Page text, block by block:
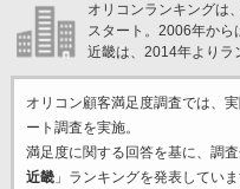
オリコンランキングは
スタート。2006年から
近畿は、2014年よりラ
オリコン顧客満足度調査では、
ート調査を実施。
満足度に関する回答を基に、調
近畿」ランキングを発表していま